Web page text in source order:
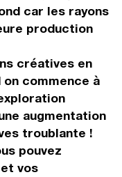
car les rayons
production
créatives en
on commence à
augmentation
troublante !
pouvez
vos